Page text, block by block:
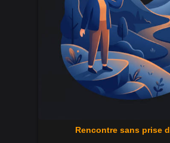
Rencontre sans prise